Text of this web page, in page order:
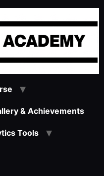
& Achievements
Tools